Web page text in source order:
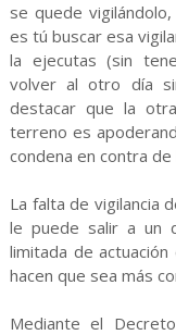
se quede
es tú buscar esa
la ejecutas (sin
volver al otro día
destacar que la
terreno es
condena en contra
La falta de vigilancia
le puede salir a un
limitada de actuación
hacen que sea más
Mediante el